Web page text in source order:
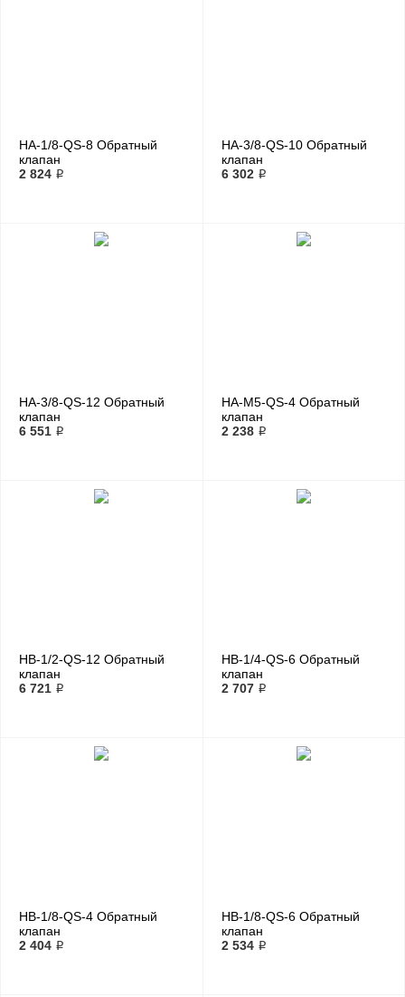
HA-1/8-QS-8 Обратный
клапан
2 824 ₽
HA-3/8-QS-10 Обратный
клапан
6 302 ₽
HA-3/8-QS-12 Обратный
клапан
6 551 ₽
HA-M5-QS-4 Обратный
клапан
2 238 ₽
HB-1/2-QS-12 Обратный
клапан
6 721 ₽
HB-1/4-QS-6 Обратный
клапан
2 707 ₽
HB-1/8-QS-4 Обратный
клапан
2 404 ₽
HB-1/8-QS-6 Обратный
клапан
2 534 ₽